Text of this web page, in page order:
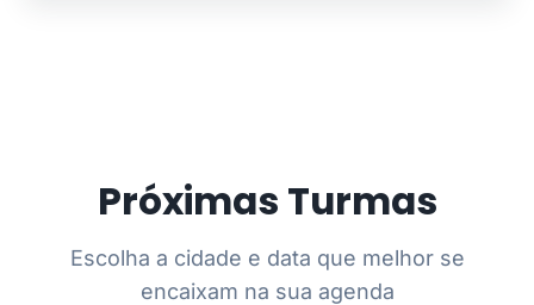
Próximas Turmas
Escolha a cidade e data que melhor se
encaixam na sua agenda